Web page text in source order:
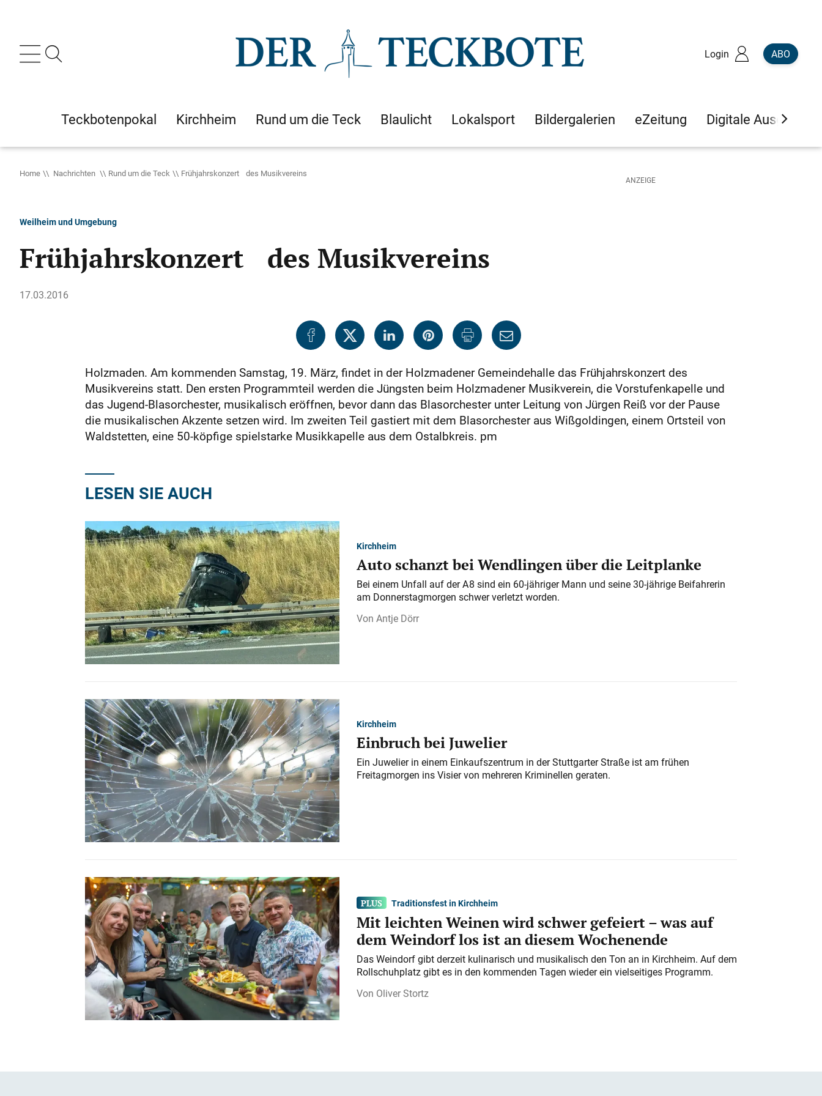
Login ABO
Teckbotenpokal Kirchheim Rund um die Teck Blaulicht Lokalsport Bildergalerien eZeitung Digitale Ausgaben
Home Nachrichten Rund um die Teck Frühjahrskonzert des Musikvereins
Weilheim und Umgebung
Frühjahrskonzert des Musikvereins
17.03.2016
Holzmaden. Am kommenden Samstag, 19. März, findet in der Holzmadener Gemeindehalle das Frühjahrskonzert des
Musikvereins statt. Den ersten Programmteil werden die Jüngsten beim Holzmadener Musikverein, die Vorstufenkapelle und
das Jugend-Blasorchester, musikalisch eröffnen, bevor dann das Blasorchester unter Leitung von Jürgen Reiß vor der Pause
die musikalischen Akzente setzen wird. Im zweiten Teil gastiert mit dem Blasorchester aus Wißgoldingen, einem Ortsteil von
Waldstetten, eine 50-köpfige spielstarke Musikkapelle aus dem Ostalbkreis. pm
LESEN SIE AUCH
Kirchheim
Auto schanzt bei Wendlingen über die Leitplanke
Bei einem Unfall auf der A 8 sind ein 60-jähriger Mann und seine 30-jährige Beifahrerin
am Donnerstagmorgen schwer verletzt worden.
Antje Dörr
Kirchheim
Einbruch bei Juwelier
Ein Juwelier in einem Einkaufszentrum in der Stuttgarter Straße ist am frühen
Freitagmorgen ins Visier von mehreren Kriminellen geraten.
Traditionsfest in Kirchheim
Mit leichten Weinen wird schwer gefeiert – was auf
dem Weindorf los ist an diesem Wochenende
Das Weindorf gibt derzeit kulinarisch und musikalisch den Ton an in Kirchheim. Auf dem
Rollschuhplatz gibt es in den kommenden Tagen wieder ein vielseitiges Programm.
Oliver Stortz